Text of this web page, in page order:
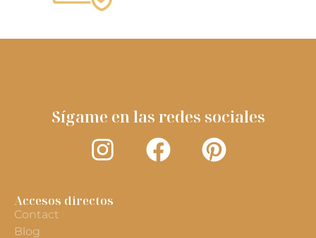
Sígame en las redes sociales
Accesos directos
Contact
Blog